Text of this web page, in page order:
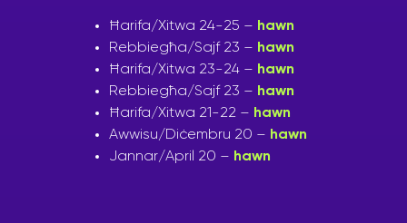
Ħarifa/Xitwa 24-25 – hawn
Rebbiegħa/Sajf 23 – hawn
Ħarifa/Xitwa 23-24 – hawn
Rebbiegħa/Sajf 23 – hawn
Ħarifa/Xitwa 21-22 – hawn
Awwisu/Diċembru 20 – hawn
Jannar/April 20 – hawn